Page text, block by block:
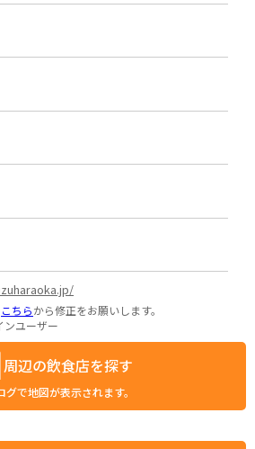
こちらから修正をお願いします。
ンユーザー
周辺の飲食店を探す
グで地図が表示されます。